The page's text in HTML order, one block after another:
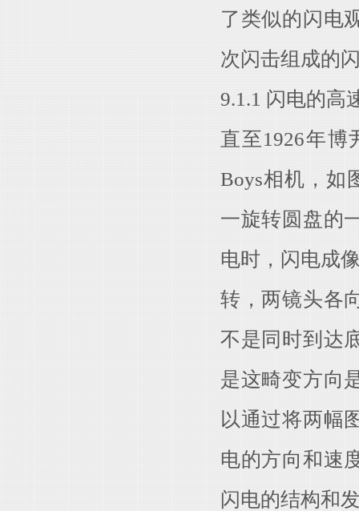
了类似的闪电
次闪击组成的
9.1.1 闪电的高
直至1926年博
Boys相机，如
一旋转圆盘的
电时，闪电成
转，两镜头各
不是同时到达
是这畸变方向
以通过将两幅
电的方向和速
闪电的结构和